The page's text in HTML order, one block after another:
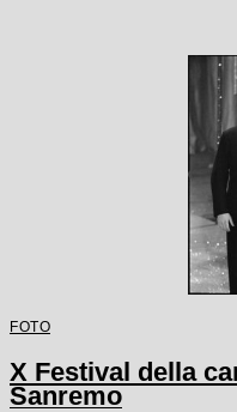
FOTO
X Festival della
Sanremo